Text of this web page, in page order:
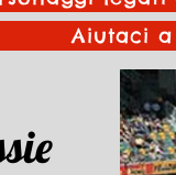
Aiutaci